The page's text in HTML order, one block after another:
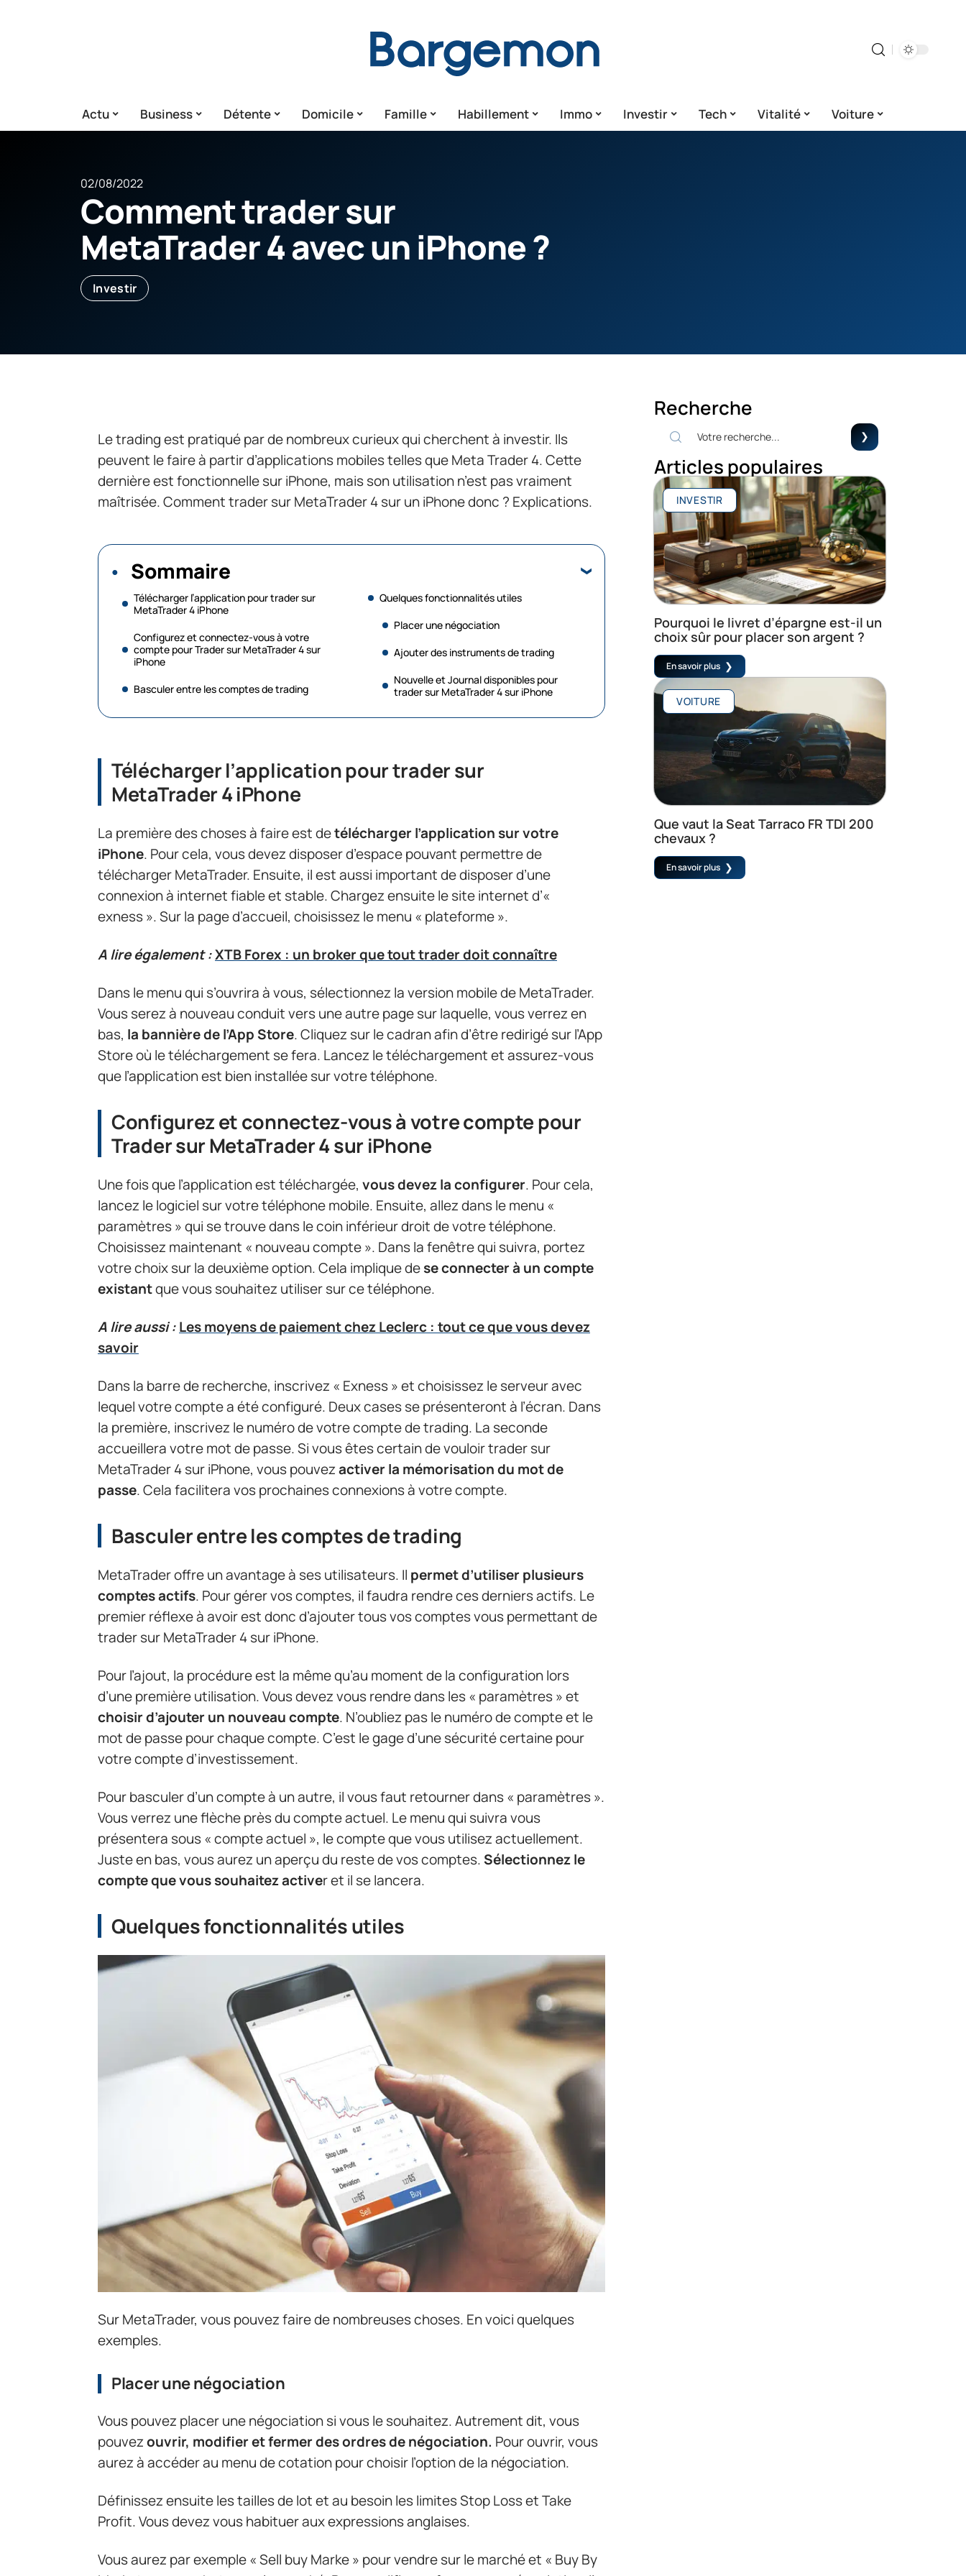
Actu Business Détente Domicile Famille Habillement Immo Investir Tech Vitalité Voiture
02/08/2022
Comment trader sur
MetaTrader 4 avec un iPhone ?
Investir
Le trading est pratiqué par de nombreux curieux qui cherchent à investir. Ils
peuvent le faire à partir d’applications mobiles telles que Meta Trader 4. Cette
dernière est fonctionnelle sur iPhone, mais son utilisation n’est pas vraiment
maîtrisée. Comment trader sur MetaTrader 4 sur un iPhone donc ? Explications.
Sommaire
Télécharger l’application pour trader sur
MetaTrader 4 iPhone
Configurez et connectez-vous à votre
compte pour Trader sur MetaTrader 4 sur
iPhone
Basculer entre les comptes de trading
Quelques fonctionnalités utiles
Placer une négociation
Ajouter des instruments de trading
Nouvelle et Journal disponibles pour
trader sur MetaTrader 4 sur iPhone
Télécharger l’application pour trader sur
MetaTrader 4 iPhone
La première des choses à faire est detélécharger l’application sur votre
iPhone. Pour cela, vous devez disposer d’espace pouvant permettre de
télécharger MetaTrader. Ensuite, il est aussi important de disposer d’une
connexion à internet fiable et stable. Chargez ensuite le site internet d’«
exness ». Sur la page d’accueil, choisissez le menu « plateforme ».
A lire également :XTB Forex : un broker que tout trader doit connaître
Dans le menu qui s’ouvrira à vous, sélectionnez la version mobile de MetaTrader.
Vous serez à nouveau conduit vers une autre page sur laquelle, vous verrez en
bas, la bannière de l’App Store. Cliquez sur le cadran afin d’être redirigé sur l’App
Store où le téléchargement se fera. Lancez le téléchargement et assurez-vous
que l’application est bien installée sur votre téléphone.
Configurez et connectez-vous à votre compte pour
Trader sur MetaTrader 4 sur iPhone
Une fois que l’application est téléchargée, vous devez la configurer. Pour cela,
lancez le logiciel sur votre téléphone mobile. Ensuite, allez dans le menu «
paramètres » qui se trouve dans le coin inférieur droit de votre téléphone.
Choisissez maintenant « nouveau compte ». Dans la fenêtre qui suivra, portez
votre choix sur la deuxième option. Cela implique dese connecter à un compte
existantque vous souhaitez utiliser sur ce téléphone.
A lire aussi :Les moyens de paiement chez Leclerc : tout ce que vous devez
savoir
Dans la barre de recherche, inscrivez « Exness » et choisissez le serveur avec
lequel votre compte a été configuré. Deux cases se présenteront à l’écran. Dans
la première, inscrivez le numéro de votre compte de trading. La seconde
accueillera votre mot de passe. Si vous êtes certain de vouloir trader sur
MetaTrader 4 sur iPhone, vous pouvezactiver la mémorisation du mot de
passe. Cela facilitera vos prochaines connexions à votre compte.
Basculer entre les comptes de trading
MetaTrader offre un avantage à ses utilisateurs. Il permet d’utiliser plusieurs
comptes actifs. Pour gérer vos comptes, il faudra rendre ces derniers actifs. Le
premier réflexe à avoir est donc d’ajouter tous vos comptes vous permettant de
trader sur MetaTrader 4 sur iPhone.
Pour l’ajout, la procédure est la même qu’au moment de la configuration lors
d’une première utilisation. Vous devez vous rendre dans les « paramètres » et
choisir d’ajouter un nouveau compte. N’oubliez pas le numéro de compte et le
mot de passe pour chaque compte. C’est le gage d’une sécurité certaine pour
votre compte d’investissement.
Pour basculer d’un compte à un autre, il vous faut retourner dans « paramètres ».
Vous verrez une flèche près du compte actuel. Le menu qui suivra vous
présentera sous « compte actuel », le compte que vous utilisez actuellement.
Juste en bas, vous aurez un aperçu du reste de vos comptes.Sélectionnez le
compte que vous souhaitez activer et il se lancera.
Quelques fonctionnalités utiles
Sur MetaTrader, vous pouvez faire de nombreuses choses. En voici quelques
exemples.
Placer une négociation
Vous pouvez placer une négociation si vous le souhaitez. Autrement dit, vous
pouvezouvrir, modifier et fermer des ordres de négociation. Pour ouvrir, vous
aurez à accéder au menu de cotation pour choisir l’option de la négociation.
Définissez ensuite les tailles de lot et au besoin les limites Stop Loss et Take
Profit. Vous devez vous habituer aux expressions anglaises.
Vous aurez par exemple « Sell buy Marke » pour vendre sur le marché et « Buy By
Recherche
Articles populaires
INVESTIR
Pourquoi le livret d’épargne est-il un
choix sûr pour placer son argent ?
En savoir plus
VOITURE
Que vaut la Seat Tarraco FR TDI 200
chevaux ?
En savoir plus